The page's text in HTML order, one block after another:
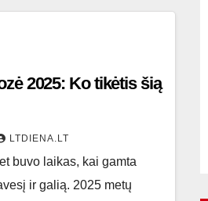
2025: Ko tikėtis šią
LTDIENA.LT
buvo laikas, kai gamta
ir galią. 2025 metų